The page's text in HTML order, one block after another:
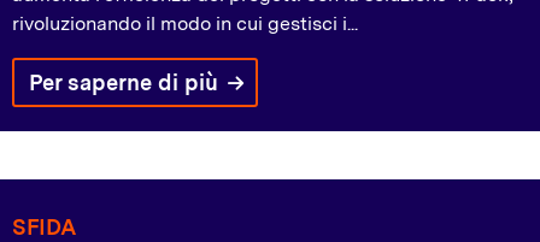
rivoluzionando il modo in cui gestisci i...
Per saperne di più
SFIDA